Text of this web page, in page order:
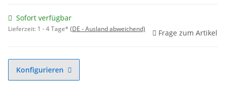
Sofort verfügbar
Lieferzeit: 1 - 4 Tage* (DE - Ausland abweichend) Frage zum Artikel
Konfigurieren